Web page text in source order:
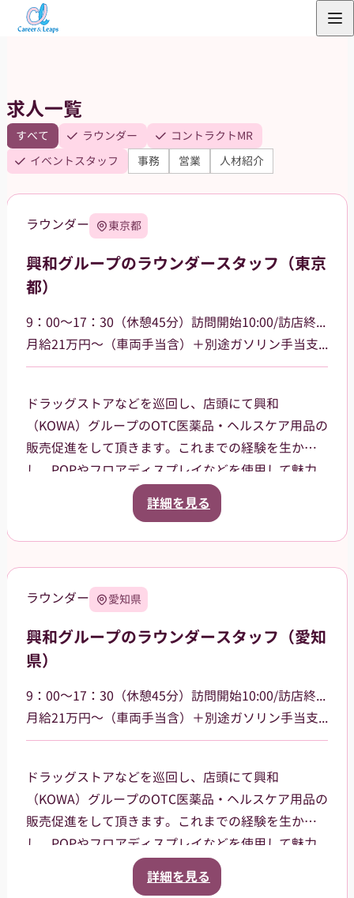
キ
ッ
プ
求人一覧
すべて ラウンダー
コントラクトMR
イベントスタッフ
事務 営業 人材紹介
ラウンダー 東京都
興和グループのラウンダースタッフ（東京
都）
9：00～17：30（休憩45分）訪問開始10:00/訪店終了17:00
月給21万円～（車両手当含）＋別途ガソリン手当支給 その他手当あり
ドラッグストアなどを巡回し、店頭にて興和
（KOWA）グループのOTC医薬品・ヘルスケア用品の
販売促進をして頂きます。これまでの経験を生か
し、POPやフロアディスプレイなどを使用して魅力
的な売場作りをお願いします。また、商品や稼働に
関する研修などは、事前に担当者から数日間行いま
西東京市などを中心に、周辺エリアも担当していた
詳細を見る
ラウンダー 愛知県
興和グループのラウンダースタッフ（愛知
県）
9：00～17：30（休憩45分）訪問開始10:00/訪店終了17:00
月給21万円～（車両手当含）＋別途ガソリン手当支給 その他手当あり
ドラッグストアなどを巡回し、店頭にて興和
（KOWA）グループのOTC医薬品・ヘルスケア用品の
販売促進をして頂きます。これまでの経験を生か
し、POPやフロアディスプレイなどを使用して魅力
的な売場作りをお願いします。また、商品や稼働に
関する研修などは、事前に担当者から数日間行いま
詳細を見る